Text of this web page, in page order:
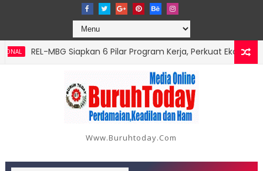
‎REL-MBG Siapkan 6 Pilar Program Kerja, Perkuat Ekosistem
Www.buruhtoday.com